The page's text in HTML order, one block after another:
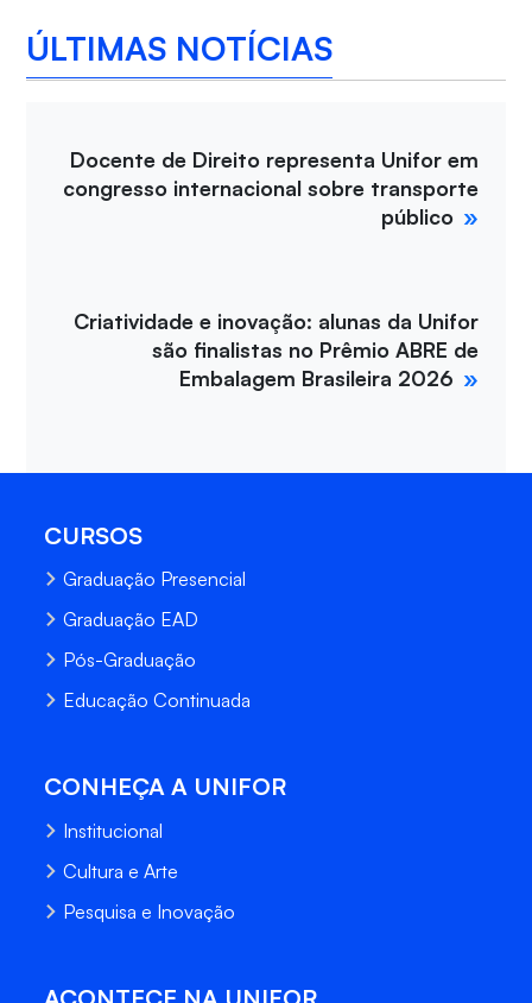
ÚLTIMAS NOTÍCIAS
Docente de Direito representa Unifor em
congresso internacional sobre transporte
público
Criatividade e inovação: alunas da Unifor
são finalistas no Prêmio ABRE de
Embalagem Brasileira 2026
CURSOS
Graduação Presencial
Graduação EAD
Pós-Graduação
Educação Continuada
CONHEÇA A UNIFOR
Institucional
Cultura e Arte
Pesquisa e Inovação